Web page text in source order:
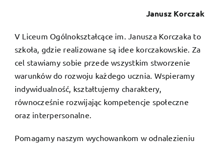
Janusz Korczak
V Liceum Ogólnokształcące im. Janusza Korczaka to
szkoła, gdzie realizowane są idee korczakowskie. Za
cel stawiamy sobie przede wszystkim stworzenie
warunków do rozwoju każdego ucznia. Wspieramy
indywidualność, kształtujemy charaktery,
równocześnie rozwijając kompetencje społeczne
oraz interpersonalne.
Pomagamy naszym wychowankom w odnalezieniu